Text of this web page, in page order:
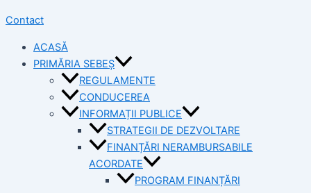
Contact
ACASĂ
PRIMĂRIA SEBEȘ
REGULAMENTE
CONDUCEREA
INFORMAȚII PUBLICE
STRATEGII DE DEZVOLTARE
FINANȚĂRI NERAMBURSABILE
ACORDATE
PROGRAM FINANȚĂRI